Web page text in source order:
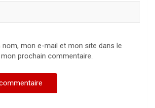
nom, mon e-mail et mon site dans le
prochain commentaire.